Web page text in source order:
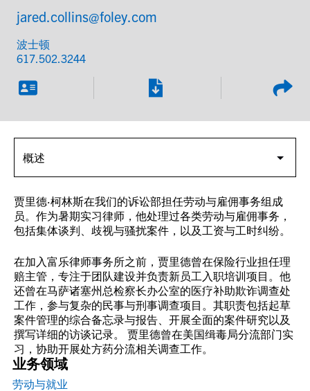
jared.collins@foley.com
波士顿
617.502.3244
业务领域
劳动与就业
贾里德·柯林斯在我们的诉讼部担任劳动与雇佣事务组成
员。作为暑期实习律师，他处理过各类劳动与雇佣事务，
包括集体谈判、歧视与骚扰案件，以及工资与工时纠纷。
在加入富乐律师事务所之前，贾里德曾在保险行业担任理
赔主管，专注于团队建设并负责新员工入职培训项目。他
还曾在马萨诸塞州总检察长办公室的医疗补助欺诈调查处
工作，参与复杂的民事与刑事调查项目。其职责包括起草
案件管理的综合备忘录与报告、开展全面的案件研究以及
撰写详细的访谈记录。 贾里德曾在美国缉毒局分流部门实
习，协助开展处方药分流相关调查工作。